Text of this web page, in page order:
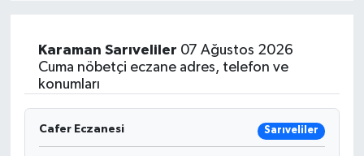
Karaman Sarıveliler 07 Ağustos 2026
Cuma nöbetçi eczane adres, telefon ve
konumları
Cafer Eczanesi Sarıveliler